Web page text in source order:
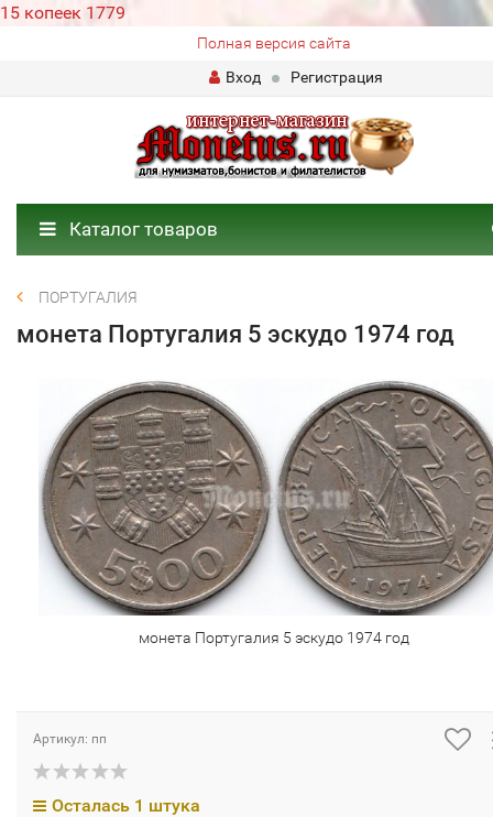
15 копеек 1779
Полная версия сайта
Вход
Регистрация
Каталог товаров
ПОРТУГАЛИЯ
монета Португалия 5 эскудо 1974 год
монета Португалия 5 эскудо 1974 год
Артикул: пп
Осталась 1 штука